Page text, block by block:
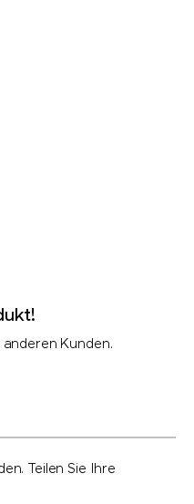
anderen Kunden.
Teilen Sie Ihre